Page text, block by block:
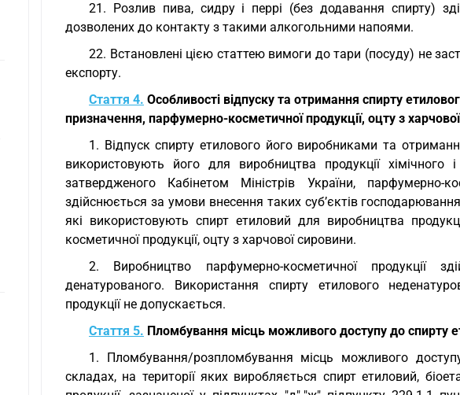
21. Розлив пива, сидру і перрі (без додавання спирту)
дозволених до контакту з такими алкогольними напоями.
22. Встановлені цією статтею вимоги до тари (посуду) не
експорту.
Стаття 4. Особливості відпуску та отримання спирту
призначення, парфумерно-косметичної продукції, оцту з
1. Відпуск спирту етилового його виробниками та
використовують його для виробництва продукції хімічного
затвердженого Кабінетом Міністрів України, парфумерно-
здійснюється за умови внесення таких суб’єктів
які використовують спирт етиловий для виробництва
косметичної продукції, оцту з харчової сировини.
2. Виробництво парфумерно-косметичної продукції
денатурованого. Використання спирту етилового
продукції не допускається.
Стаття 5. Пломбування місць можливого доступу до спирту
1. Пломбування/розпломбування місць можливого
складах, на території яких виробляється спирт етиловий,